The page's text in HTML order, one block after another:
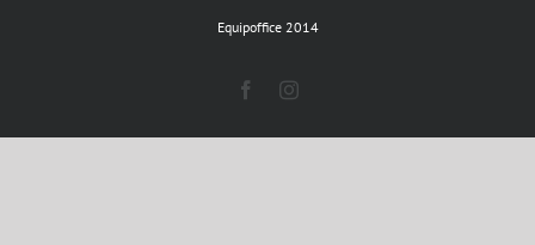
Equipoffice 2014
FacebookInstagram